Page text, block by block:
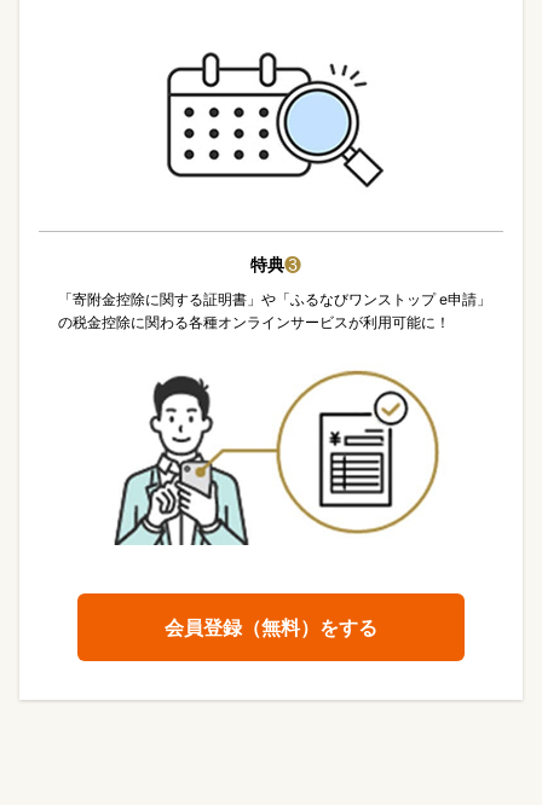
特典❸
「寄附金控除に関する証明書」や「ふるなびワンストップ e申請」
の税金控除に関わる各種オンラインサービスが利用可能に！
会員登録（無料）をする